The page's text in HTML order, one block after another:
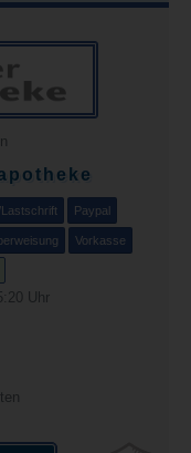
Lastschrift Paypal
Vorkasse
Uhr